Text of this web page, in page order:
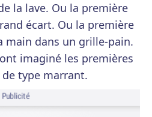
la lave. Ou la première
écart. Ou la première
main dans un grille-pain.
imaginé les premières
type marrant.
Publicité